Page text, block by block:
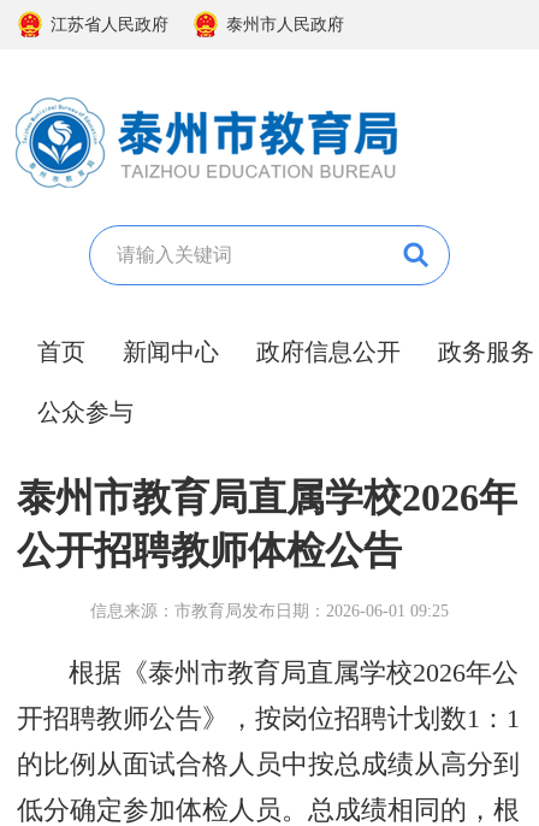
江苏省人民政府 泰州市人民政府
首页 新闻中心 政府信息公开 政务服务
公众参与
泰州市教育局直属学校2026年
公开招聘教师体检公告
信息来源：市教育局发布日期：2026-06-01 09:25
根据《泰州市教育局直属学校2026年公
开招聘教师公告》，按岗位招聘计划数1：1
的比例从面试合格人员中按总成绩从高分到
低分确定参加体检人员。总成绩相同的，根